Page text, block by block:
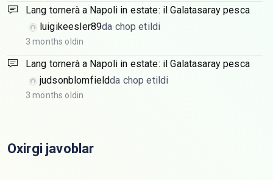
Lang tornerà a Napoli in estate: il Galatasaray pesca
luigikeesler89da chop etildi
3 months oldin
Lang tornerà a Napoli in estate: il Galatasaray pesca
judsonblomfieldda chop etildi
3 months oldin
Oxirgi javoblar